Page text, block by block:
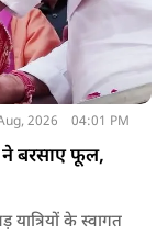
2026 04:01 PM
ने बरसाए फूल,
यात्रियों के स्वागत